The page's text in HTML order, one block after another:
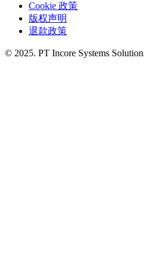
Cookie 政策
版权声明
退款政策
© 2025. PT Incore Systems